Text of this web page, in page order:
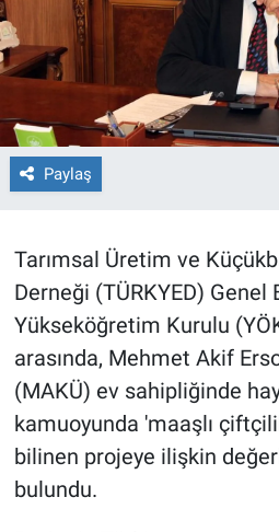
Paylaş
Tarımsal Üretim ve
Derneği (TÜRKYED) Genel
Yükseköğretim Kurulu
arasında, Mehmet Akif
(MAKÜ) ev sahipliğinde
kamuoyunda 'maaşlı
bilinen projeye ilişkin
bulundu.
MAGAZİN
Bilim, Teknoloji
ASAYİŞ
ÇEVRE
HABERDE İNSAN
EĞİTİM
BİLİM VE TEKNOLOJİ
Güvenlik
Bölge